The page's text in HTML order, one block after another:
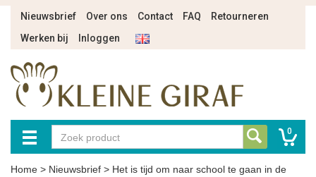
Nieuwsbrief Over ons Contact FAQ
Retourneren
Werken bij
Inloggen
0
Home > Nieuwsbrief > Het is tijd om naar school te gaan in de